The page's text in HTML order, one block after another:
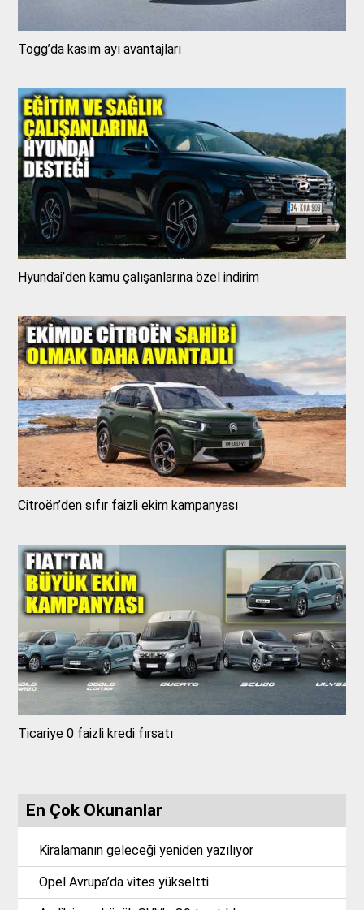
Togg’da kasım ayı avantajları
Hyundai’den kamu çalışanlarına özel indirim
Citroën’den sıfır faizli ekim kampanyası
Ticariye 0 faizli kredi fırsatı
En Çok Okunanlar
Kiralamanın geleceği yeniden yazılıyor
Opel Avrupa’da vites yükseltti